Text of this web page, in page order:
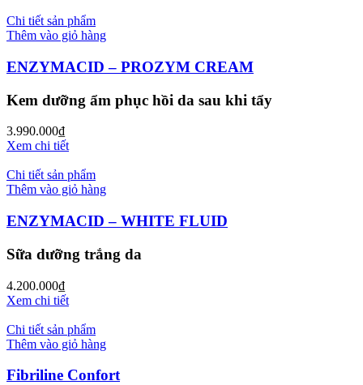
Chi tiết sản phẩm
Thêm vào giỏ hàng
ENZYMACID – PROZYM CREAM
Kem dưỡng ẩm phục hồi da sau khi tẩy
3.990.000₫
Xem chi tiết
Chi tiết sản phẩm
Thêm vào giỏ hàng
ENZYMACID – WHITE FLUID
Sữa dưỡng trắng da
4.200.000₫
Xem chi tiết
Chi tiết sản phẩm
Thêm vào giỏ hàng
Fibriline Confort